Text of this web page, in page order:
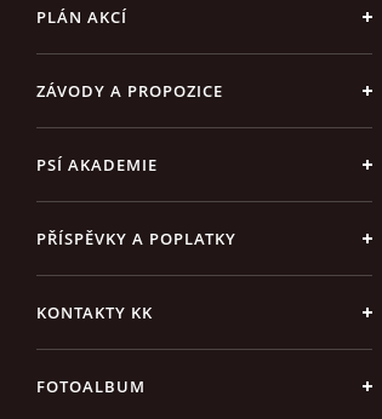
PLÁN AKCÍ
ZÁVODY A PROPOZICE
PSÍ AKADEMIE
PŘÍSPĚVKY A POPLATKY
KONTAKTY KK
FOTOALBUM